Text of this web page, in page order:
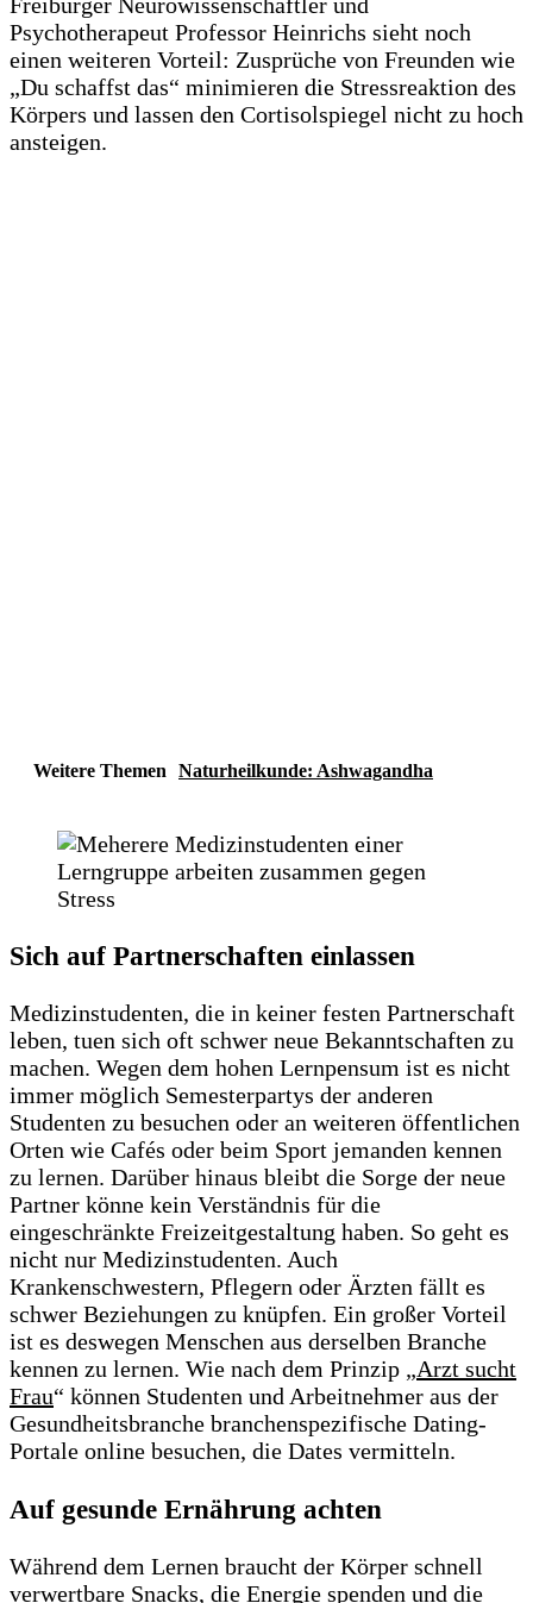
Psychotherapeut Professor Heinrichs sieht noch
einen weiteren Vorteil: Zusprüche von Freunden wie
„Du schaffst das“ minimieren die Stressreaktion des
Körpers und lassen den Cortisolspiegel nicht zu hoch
ansteigen.
Weitere Themen Naturheilkunde: Ashwagandha
Sich auf Partnerschaften einlassen
Medizinstudenten, die in keiner festen Partnerschaft
leben, tuen sich oft schwer neue Bekanntschaften zu
machen. Wegen dem hohen Lernpensum ist es nicht
immer möglich Semesterpartys der anderen
Studenten zu besuchen oder an weiteren öffentlichen
Orten wie Cafés oder beim Sport jemanden kennen
zu lernen. Darüber hinaus bleibt die Sorge der neue
Partner könne kein Verständnis für die
eingeschränkte Freizeitgestaltung haben. So geht es
nicht nur Medizinstudenten. Auch
Krankenschwestern, Pflegern oder Ärzten fällt es
schwer Beziehungen zu knüpfen. Ein großer Vorteil
ist es deswegen Menschen aus derselben Branche
kennen zu lernen. Wie nach dem Prinzip „Arzt sucht
Frau“ können Studenten und Arbeitnehmer aus der
Gesundheitsbranche branchenspezifische Dating-
Portale online besuchen, die Dates vermitteln.
Auf gesunde Ernährung achten
Während dem Lernen braucht der Körper schnell
verwertbare Snacks, die Energie spenden und die